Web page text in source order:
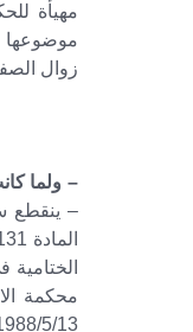
موضوعها
زوال
– ولما
محكمة